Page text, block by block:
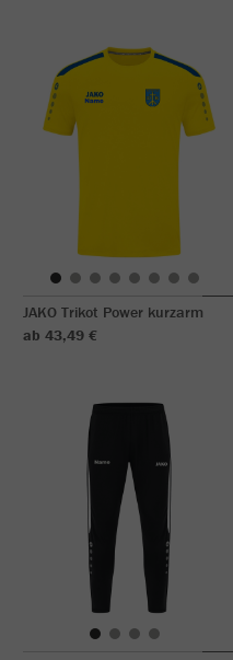
JAKO Trikot Power kurzarm
ab 43,49 €